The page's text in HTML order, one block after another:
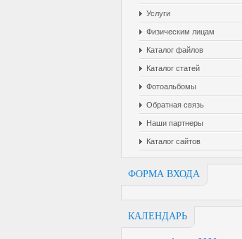
Услуги
Физическим лицам
Каталог файлов
Каталог статей
Фотоальбомы
Обратная связь
Наши партнеры
Каталог сайтов
ФОРМА ВХОДА
КАЛЕНДАРЬ